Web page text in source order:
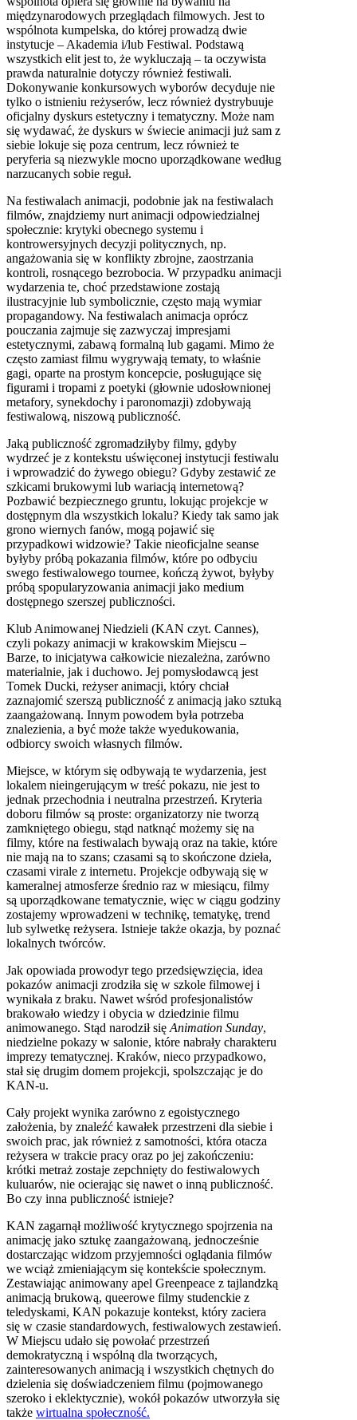
międzynarodowych przeglądach filmowych. Jest to
wspólnota kumpelska, do której prowadzą dwie
instytucje – Akademia i/lub Festiwal. Podstawą
wszystkich elit jest to, że wykluczają – ta oczywista
prawda naturalnie dotyczy również festiwali.
Dokonywanie konkursowych wyborów decyduje nie
tylko o istnieniu reżyserów, lecz również dystrybuuje
oficjalny dyskurs estetyczny i tematyczny. Może nam
się wydawać, że dyskurs w świecie animacji już sam z
siebie lokuje się poza centrum, lecz również te
peryferia są niezwykle mocno uporządkowane według
narzucanych sobie reguł.
Na festiwalach animacji, podobnie jak na festiwalach
filmów, znajdziemy nurt animacji odpowiedzialnej
społecznie: krytyki obecnego systemu i
kontrowersyjnych decyzji politycznych, np.
angażowania się w konflikty zbrojne, zaostrzania
kontroli, rosnącego bezrobocia. W przypadku animacji
wydarzenia te, choć przedstawione zostają
ilustracyjnie lub symbolicznie, często mają wymiar
propagandowy. Na festiwalach animacja oprócz
pouczania zajmuje się zazwyczaj impresjami
estetycznymi, zabawą formalną lub gagami. Mimo że
często zamiast filmu wygrywają tematy, to właśnie
gagi, oparte na prostym koncepcie, posługujące się
figurami i tropami z poetyki (głownie udosłownionej
metafory, synekdochy i paronomazji) zdobywają
festiwalową, niszową publiczność.
Jaką publiczność zgromadziłyby filmy, gdyby
wydrzeć je z kontekstu uświęconej instytucji festiwalu
i wprowadzić do żywego obiegu? Gdyby zestawić ze
szkicami brukowymi lub wariacją internetową?
Pozbawić bezpiecznego gruntu, lokując projekcje w
dostępnym dla wszystkich lokalu? Kiedy tak samo jak
grono wiernych fanów, mogą pojawić się
przypadkowi widzowie? Takie nieoficjalne seanse
byłyby próbą pokazania filmów, które po odbyciu
swego festiwalowego tournee, kończą żywot, byłyby
próbą spopularyzowania animacji jako medium
dostępnego szerszej publiczności.
Klub Animowanej Niedzieli (KAN czyt. Cannes),
czyli pokazy animacji w krakowskim Miejscu –
Barze, to inicjatywa całkowicie niezależna, zarówno
materialnie, jak i duchowo. Jej pomysłodawcą jest
Tomek Ducki, reżyser animacji, który chciał
zaznajomić szerszą publiczność z animacją jako sztuką
zaangażowaną. Innym powodem była potrzeba
znalezienia, a być może także wyedukowania,
odbiorcy swoich własnych filmów.
Miejsce, w którym się odbywają te wydarzenia, jest
lokalem nieingerującym w treść pokazu, nie jest to
jednak przechodnia i neutralna przestrzeń. Kryteria
doboru filmów są proste: organizatorzy nie tworzą
zamkniętego obiegu, stąd natknąć możemy się na
filmy, które na festiwalach bywają oraz na takie, które
nie mają na to szans; czasami są to skończone dzieła,
czasami virale z internetu. Projekcje odbywają się w
kameralnej atmosferze średnio raz w miesiącu, filmy
są uporządkowane tematycznie, więc w ciągu godziny
zostajemy wprowadzeni w technikę, tematykę, trend
lub sylwetkę reżysera. Istnieje także okazja, by poznać
lokalnych twórców.
Jak opowiada prowodyr tego przedsięwzięcia, idea
pokazów animacji zrodziła się w szkole filmowej i
wynikała z braku. Nawet wśród profesjonalistów
brakowało wiedzy i obycia w dziedzinie filmu
animowanego. Stąd narodził się Animation Sunday,
niedzielne pokazy w salonie, które nabrały charakteru
imprezy tematycznej. Kraków, nieco przypadkowo,
stał się drugim domem projekcji, spolszczając je do
KAN-u.
Cały projekt wynika zarówno z egoistycznego
założenia, by znaleźć kawałek przestrzeni dla siebie i
swoich prac, jak również z samotności, która otacza
reżysera w trakcie pracy oraz po jej zakończeniu:
krótki metraż zostaje zepchnięty do festiwalowych
kuluarów, nie ocierając się nawet o inną publiczność.
Bo czy inna publiczność istnieje?
KAN zagarnął możliwość krytycznego spojrzenia na
animację jako sztukę zaangażowaną, jednocześnie
dostarczając widzom przyjemności oglądania filmów
we wciąż zmieniającym się kontekście społecznym.
Zestawiając animowany apel Greenpeace z tajlandzką
animacją brukową, queerowe filmy studenckie z
teledyskami, KAN pokazuje kontekst, który zaciera
się w czasie standardowych, festiwalowych zestawień.
W Miejscu udało się powołać przestrzeń
demokratyczną i wspólną dla tworzących,
zainteresowanych animacją i wszystkich chętnych do
dzielenia się doświadczeniem filmu (pojmowanego
szeroko i eklektycznie), wokół pokazów utworzyła się
także wirtualna społeczność.